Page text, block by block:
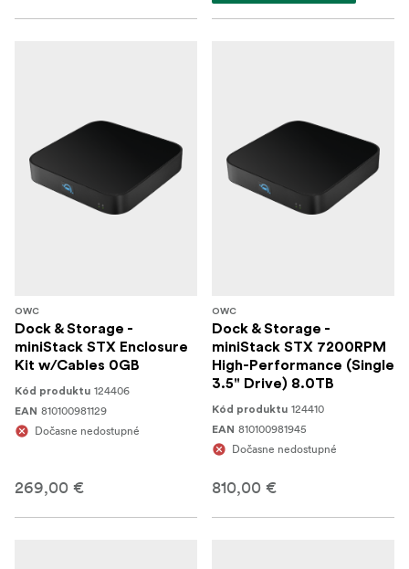
OWC
Dock & Storage -
miniStack STX Enclosure
Kit w/Cables 0GB
Kód produktu 124406
EAN 810100981129
Dočasne nedostupné
269,00 €
OWC
Dock & Storage -
miniStack STX 7200RPM
High-Performance (Single
3.5" Drive) 8.0TB
Kód produktu 124410
EAN 810100981945
Dočasne nedostupné
810,00 €